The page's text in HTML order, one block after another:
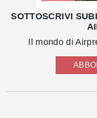
SOTTOSCRIVI
Il mondo di